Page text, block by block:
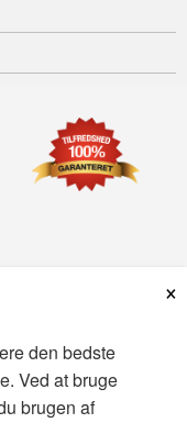
×
den bedste
Ved at bruge
brugen af
Fortrolighedspolitik
forbeholdes.